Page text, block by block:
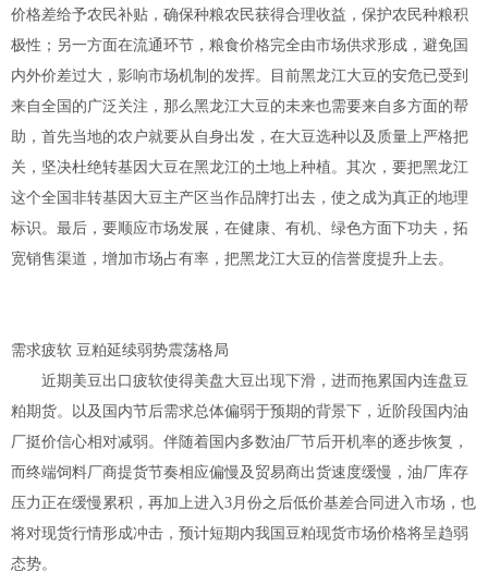
价格差给予农民补贴，确保种粮农民获得合理收益，保护农民种粮积
极性；另一方面在流通环节，粮食价格完全由市场供求形成，避免国
内外价差过大，影响市场机制的发挥。目前黑龙江大豆的安危已受到
来自全国的广泛关注，那么黑龙江大豆的未来也需要来自多方面的帮
助，首先当地的农户就要从自身出发，在大豆选种以及质量上严格把
关，坚决杜绝转基因大豆在黑龙江的土地上种植。其次，要把黑龙江
这个全国非转基因大豆主产区当作品牌打出去，使之成为真正的地理
标识。最后，要顺应市场发展，在健康、有机、绿色方面下功夫，拓
宽销售渠道，增加市场占有率，把黑龙江大豆的信誉度提升上去。
需求疲软 豆粕延续弱势震荡格局
近期美豆出口疲软使得美盘大豆出现下滑，进而拖累国内连盘豆
粕期货。以及国内节后需求总体偏弱于预期的背景下，近阶段国内油
厂挺价信心相对减弱。伴随着国内多数油厂节后开机率的逐步恢复，
而终端饲料厂商提货节奏相应偏慢及贸易商出货速度缓慢，油厂库存
压力正在缓慢累积，再加上进入3月份之后低价基差合同进入市场，也
将对现货行情形成冲击，预计短期内我国豆粕现货市场价格将呈趋弱
态势。